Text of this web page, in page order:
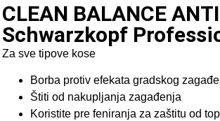
CLEAN BALANCE
Schwarzkopf
Za sve tipove kose
Borba protiv efekata gradskog
Štiti od nakupljanja zagađenja
Koristite pre feniranja za zaštitu od